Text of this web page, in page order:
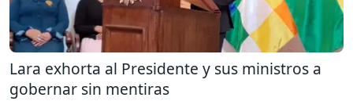
Lara exhorta al Presidente y sus ministros a
gobernar sin mentiras